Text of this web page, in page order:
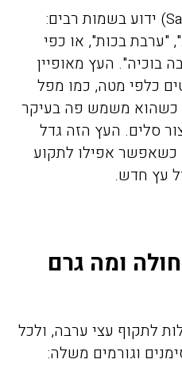
עץ הערבה (Salix babylonica) ידוע בשמות רבים:
"ערבת בכות", או כפי
בוכיה". העץ מאופיין
כלפי מטה, כמו מפל
כשהוא משמש פה בעיקר
סלים. העץ הזה גדל
כשאפשר אפילו לתקוע
עץ חדש.
ומה גרם
לתקוף עצי ערבה, ולכל
וגורמים משלה: